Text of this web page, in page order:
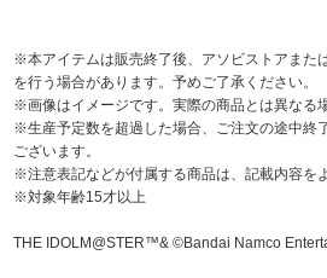
※本アイテムは販売終了後、アソビストアまた
を行う場合があります。予めご了承ください。
※画像はイメージです。実際の商品とは異なる
※生産予定数を超過した場合、ご注文の途中終
ございます。
※注意表記などが付属する商品は、記載内容を
※対象年齢15才以上
THE IDOLM@STER™& ©Bandai Namco